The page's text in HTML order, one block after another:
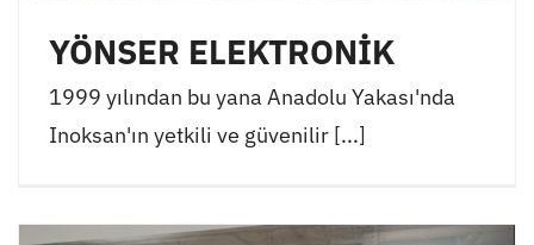
YÖNSER ELEKTRONİK
1999 yılından bu yana Anadolu Yakası'nda
Inoksan'ın yetkili ve güvenilir [...]